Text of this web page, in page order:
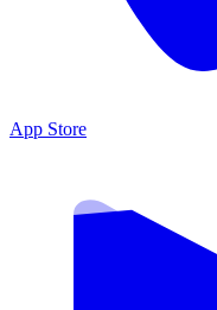
App Store